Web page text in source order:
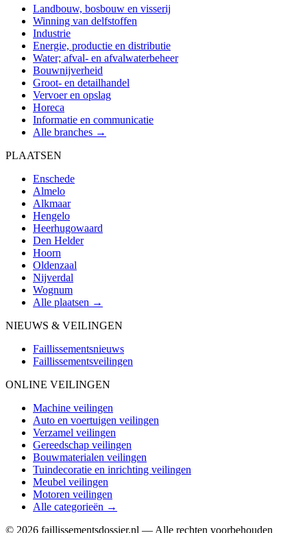
Landbouw, bosbouw en visserij
Winning van delfstoffen
Industrie
Energie, productie en distributie
Water; afval- en afvalwaterbeheer
Bouwnijverheid
Groot- en detailhandel
Vervoer en opslag
Horeca
Informatie en communicatie
Alle branches →
PLAATSEN
Enschede
Almelo
Alkmaar
Hengelo
Heerhugowaard
Den Helder
Hoorn
Oldenzaal
Nijverdal
Wognum
Alle plaatsen →
NIEUWS & VEILINGEN
Faillissementsnieuws
Faillissementsveilingen
ONLINE VEILINGEN
Machine veilingen
Auto en voertuigen veilingen
Verzamel veilingen
Gereedschap veilingen
Bouwmaterialen veilingen
Tuindecoratie en inrichting veilingen
Meubel veilingen
Motoren veilingen
Alle categorieën →
© 2026 faillissementsdossier.nl — Alle rechten voorbehouden